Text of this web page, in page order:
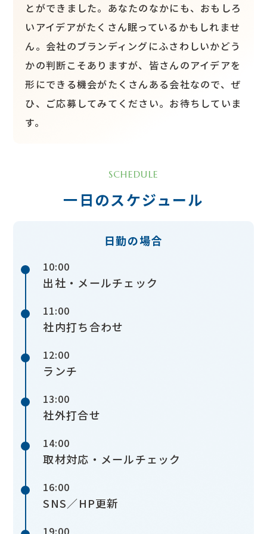
とができました。あなたのなかにも、おもしろ
いアイデアがたくさん眠っているかもしれませ
ん。会社のブランディングにふさわしいかどう
かの判断こそありますが、皆さんのアイデアを
形にできる機会がたくさんある会社なので、ぜ
ひ、ご応募してみてください。お待ちしていま
す。
SCHEDULE
一日のスケジュール
日勤の場合
10:00
出社・メールチェック
11:00
社内打ち合わせ
12:00
ランチ
13:00
社外打合せ
14:00
取材対応・メールチェック
16:00
SNS／HP更新
19:00